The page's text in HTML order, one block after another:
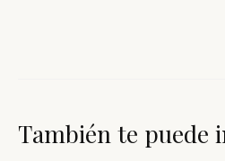
También te puede